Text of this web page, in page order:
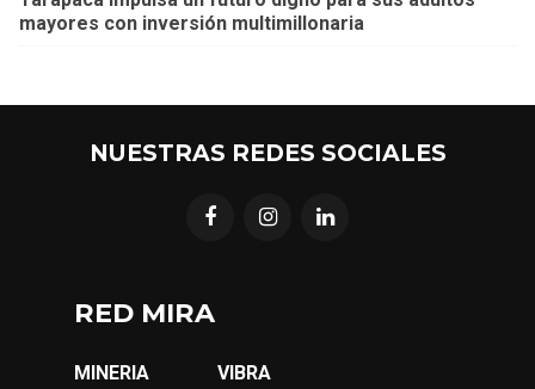
mayores con inversión multimillonaria
NUESTRAS REDES SOCIALES
RED MIRA
MINERIA VIBRA